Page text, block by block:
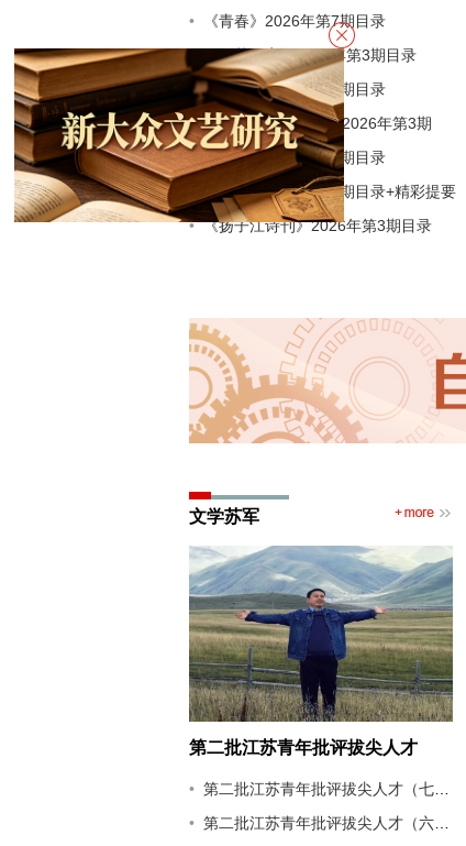
《青春》2026年第7期目录
《江苏作家》2026年第3期目录
《青春》2026年第6期目录
《扬子江文学评论》2026年第3期
《雨花》2026年第6期目录
《钟山》2026年第3期目录+精彩提要
《扬子江诗刊》2026年第3期目录
文学苏军
第二批江苏青年批评拔尖人才
（八）：妥东
第二批江苏青年批评拔尖人才（七）：童欣
第二批江苏青年批评拔尖人才（六）：徐榛